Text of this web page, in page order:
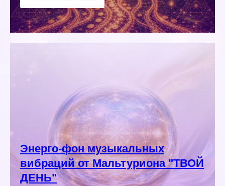
Энерго-фон музыкальных
вибраций от Мальтуриона "ТВОЙ
ДЕНЬ"